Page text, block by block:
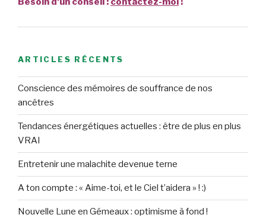
ARTICLES RÉCENTS
Conscience des mémoires de souffrance de nos
ancêtres
Tendances énergétiques actuelles : être de plus en plus
VRAI
Entretenir une malachite devenue terne
A ton compte : « Aime-toi, et le Ciel t’aidera » ! :)
Nouvelle Lune en Gémeaux : optimisme à fond !